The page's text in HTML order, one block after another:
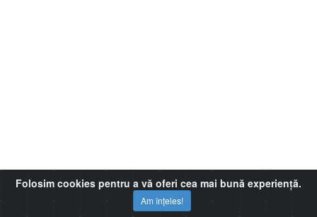
Folosim cookies pentru a vă oferi cea mai bună experiență.
Am înțeles!